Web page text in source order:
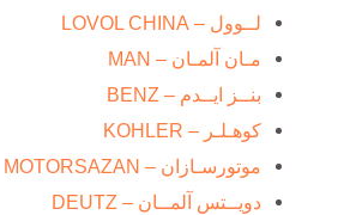
لــوول – LOVOL CHINA
مـان آلمـان – MAN
بنــز ایــدم – BENZ
کوهـلـر – KOHLER
موتورسـازان – MOTORSAZAN
دویــتس آلمــان – DEUTZ